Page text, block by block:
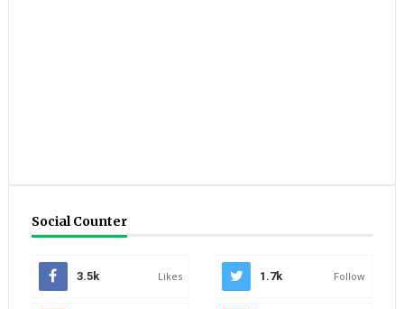
Social Counter
3.5k Likes 1.7k Follow